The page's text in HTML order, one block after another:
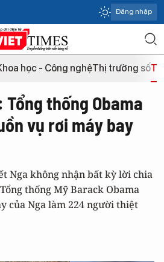
Đăng nhập
học - Công nghệThị trường số
thống Obama
vụ rơi máy bay
Nga không nhận bất kỳ lời chia
thống Mỹ Barack Obama
của Nga làm 224 người thiệt